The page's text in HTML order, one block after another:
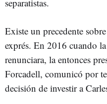
separatistas.
Existe un precedente
exprés. En 2016 cuando
renunciara, la entonces
Forcadell, comunicó por
decisión de investir a